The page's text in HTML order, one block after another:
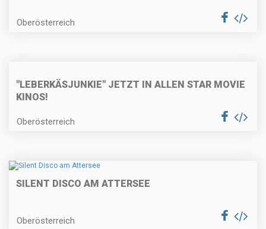
Oberösterreich
"LEBERKÄSJUNKIE" JETZT IN ALLEN STAR MOVIE
KINOS!
Oberösterreich
SILENT DISCO AM ATTERSEE
Oberösterreich